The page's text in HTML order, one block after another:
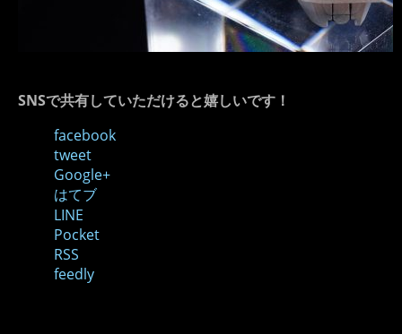
SNSで共有していただけると嬉しいです！
facebook
tweet
Google+
はてブ
LINE
Pocket
RSS
feedly